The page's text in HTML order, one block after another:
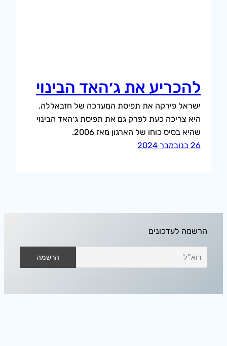
להכריע את ג׳האד הבינוי
ישראל פירקה את תפיסת המערכה של חזבאללה.
היא צריכה כעת לפרק גם את תפיסת ג׳האד הבינוי
שהיא בסיס כוחו של הארגון מאז 2006.
26 בנובמבר 2024
הרשמה לעדכונים